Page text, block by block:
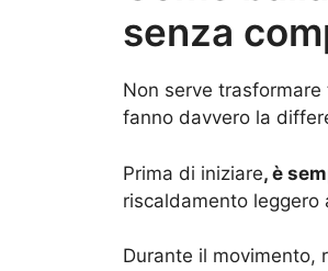
senza
Non serve
fanno davvero la
Prima di iniziare, è
riscaldamento
Durante il movimento,